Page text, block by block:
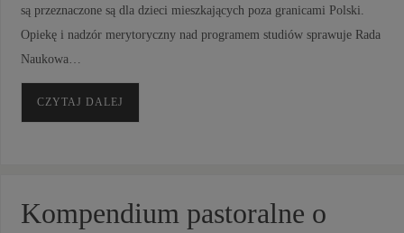
są przeznaczone są dla dzieci mieszkających poza granicami Polski.
Opiekę i nadzór merytoryczny nad programem studiów sprawuje Rada
Naukowa…
CZYTAJ DALEJ
Kompendium pastoralne o